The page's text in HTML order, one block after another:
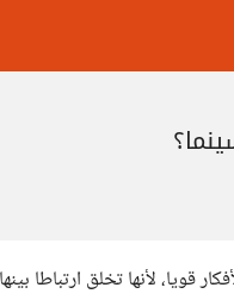
قويا، لأنها تخلق ارتباطا